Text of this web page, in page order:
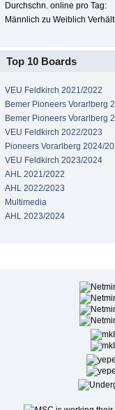
Durchschn. online pro Tag:
Männlich zu Weiblich
Top 10 Boards
VEU Feldkirch 2021/2022
Bemer Pioneers Vorarlberg
Bemer Pioneers Vorarlberg
VEU Feldkirch 2022/2023
Pioneers Vorarlberg 2024/
VEU Feldkirch 2023/2024
AHL 2021/2022
AHL 2022/2023
Multimedia
AHL 2023/2024